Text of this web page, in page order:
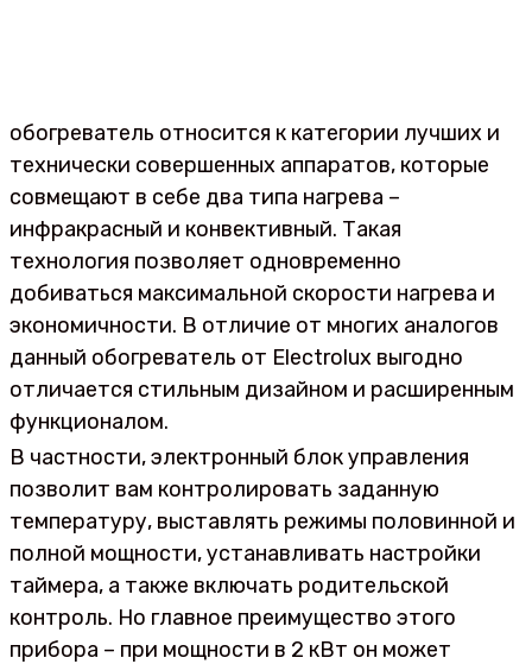
обогреватель относится к категории лучших и
технически совершенных аппаратов, которые
совмещают в себе два типа нагрева –
инфракрасный и конвективный. Такая
технология позволяет одновременно
добиваться максимальной скорости нагрева и
экономичности. В отличие от многих аналогов
данный обогреватель от Electrolux выгодно
отличается стильным дизайном и расширенным
функционалом.
В частности, электронный блок управления
позволит вам контролировать заданную
температуру, выставлять режимы половинной и
полной мощности, устанавливать настройки
таймера, а также включать родительской
контроль. Но главное преимущество этого
прибора – при мощности в 2 кВт он может